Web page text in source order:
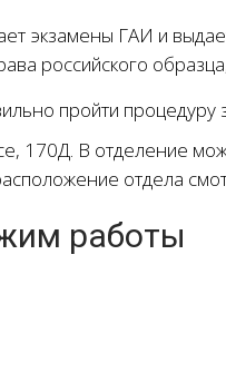
ГАИ и
российского
пройти
В отделение
отдела
работы